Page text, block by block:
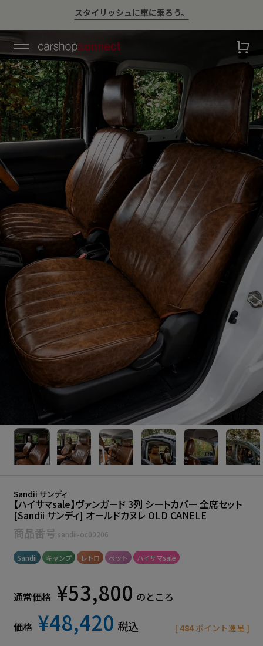
￥10,000以上ご購入で送料無料
Sandii サンディ
【ハイサマsale】ヴァンガード 3列 シートカバー 全席セット
[Sandii サンディ] オールドカヌレ OLD CANELE
商品番号 sandii-oc00206
Sandii キャンプ レトロ ペット ハイサマsale
通常価格 ¥53,800 のところ
価格 ¥48,420 税込 [484ポイント進呈 ]